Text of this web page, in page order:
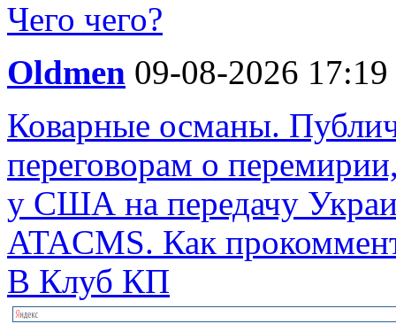
Чего чего?
Oldmen 09-08-2026 17:19
Коварные османы.
переговорам о
у США на передачу
ATACMS. Как
В Клуб КП